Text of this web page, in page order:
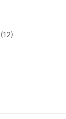
(12)